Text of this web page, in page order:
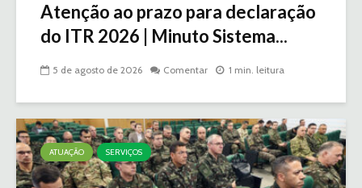
Atenção ao prazo para declaração
do ITR 2026 | Minuto Sistema...
5 de agosto de 2026 Comentar 1 min. leitura
ATUAÇÃO SERVIÇOS